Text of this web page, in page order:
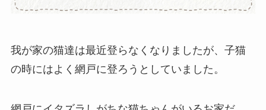
我が家の猫達は最近登らなくなりましたが、子猫
の時にはよく網戸に登ろうとしていました。